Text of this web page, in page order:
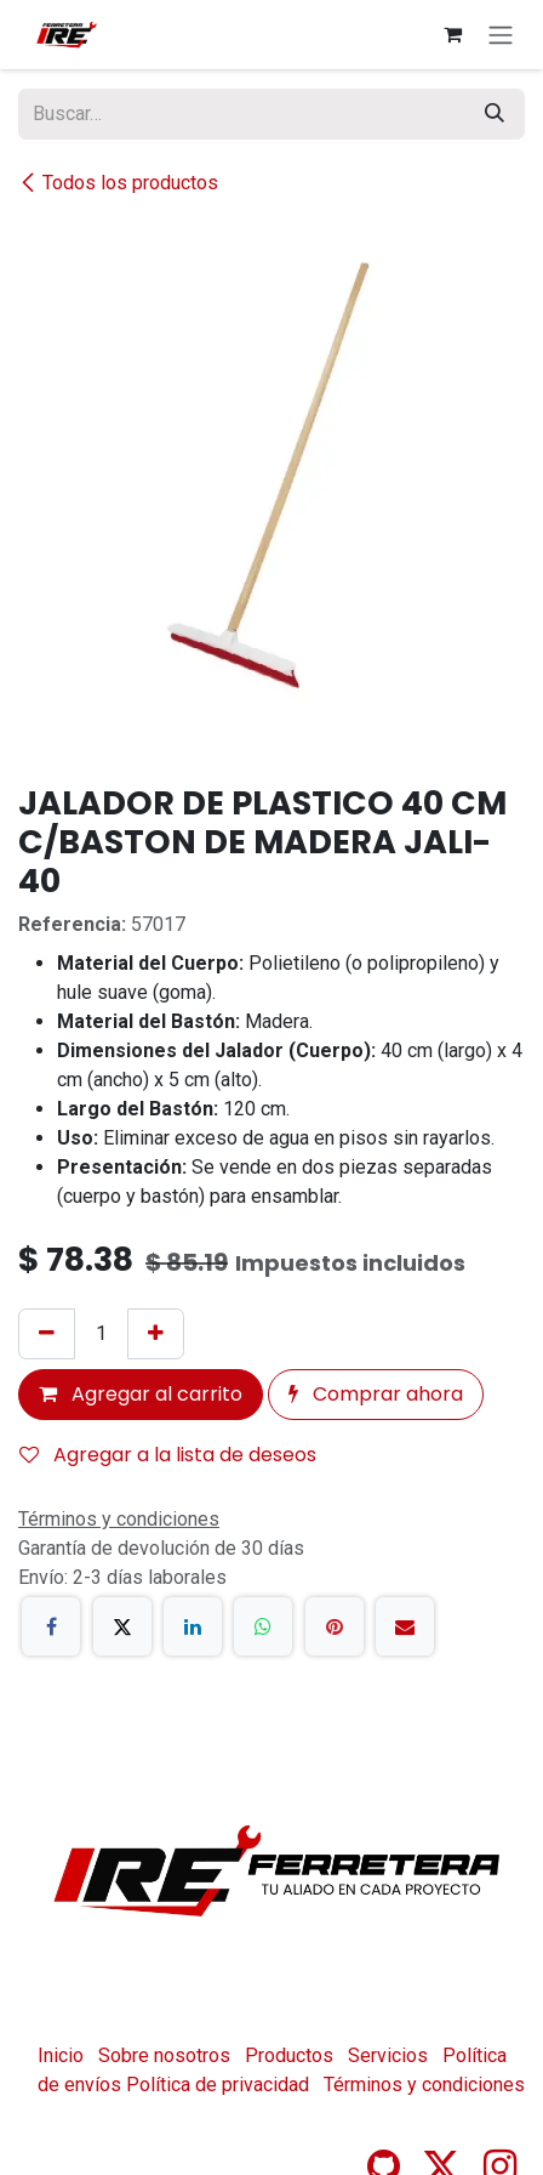
Todos los productos
JALADOR DE PLASTICO 40 CM
C/BASTON DE MADERA JALI-
40
Referencia: 57017
Material del Cuerpo: Polietileno (o polipropileno) y
hule suave (goma).
Material del Bastón: Madera.
Dimensiones del Jalador (Cuerpo): 40 cm (largo) x 4
cm (ancho) x 5 cm (alto).
Largo del Bastón: 120 cm.
Uso: Eliminar exceso de agua en pisos sin rayarlos.
Presentación: Se vende en dos piezas separadas
(cuerpo y bastón) para ensamblar.
$ 78.38 $85.19 Impuestos incluidos
Agregar al carrito Comprar ahora
Agregar a la lista de deseos
Términos y condiciones
Garantía de devolución de 30 días
Envío: 2-3 días laborales
Inicio Sobre nosotros Productos Servicios
Política
de envíos Política de privacidad Términos y condiciones